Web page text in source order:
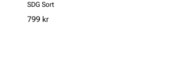
SDG Sort
Pris
799 kr